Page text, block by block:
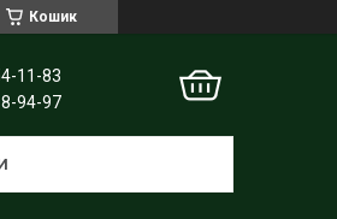
Кошик
11-83
94-97